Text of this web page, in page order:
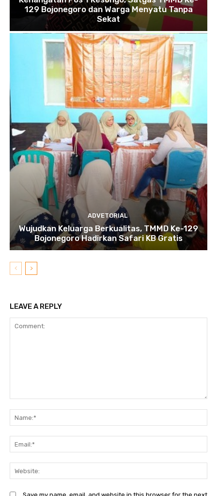
129 Bojonegoro dan Warga Menyatu Tanpa
Sekat
ADVETORIAL
Wujudkan Keluarga Berkualitas, TMMD Ke-129
Bojonegoro Hadirkan Safari KB Gratis
LEAVE A REPLY